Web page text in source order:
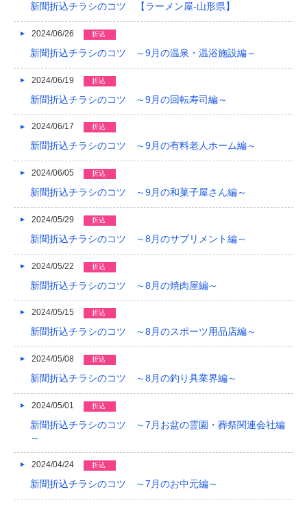
新聞折込チラシのコツ 【ラーメン屋-山形県】
2024/06/26 折込
新聞折込チラシのコツ ～9月の温泉・温浴施設編～
2024/06/19 折込
新聞折込チラシのコツ ～9月の回転寿司編～
2024/06/17 折込
新聞折込チラシのコツ ～9月の有料老人ホーム編～
2024/06/05 折込
新聞折込チラシのコツ ～9月の和菓子屋さん編～
2024/05/29 折込
新聞折込チラシのコツ ～8月のサプリメント編～
2024/05/22 折込
新聞折込チラシのコツ ～8月の焼肉屋編～
2024/05/15 折込
新聞折込チラシのコツ ～8月のスポーツ用品店編～
2024/05/08 折込
新聞折込チラシのコツ ～8月の釣り具業界編～
2024/05/01 折込
新聞折込チラシのコツ ～7月お盆の霊園・葬祭関連会社編
～
2024/04/24 折込
新聞折込チラシのコツ ～7月のお中元編～